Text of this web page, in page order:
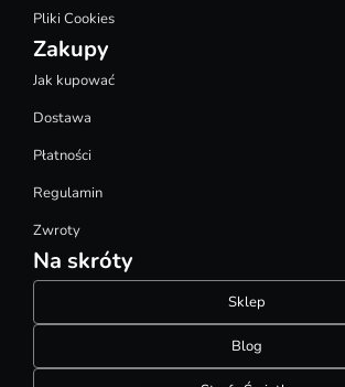
Pliki Cookies
Zakupy
Jak kupować
Dostawa
Płatności
Regulamin
Zwroty
Na skróty
Sklep
Blog